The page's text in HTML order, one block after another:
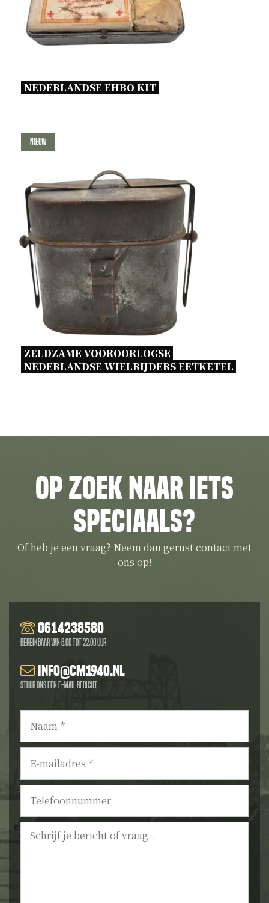
NEDERLANDSE EHBO KIT
Nieuw
ZELDZAME VOOROORLOGSE
NEDERLANDSE WIELRIJDERS EETKETEL
Op zoek naar iets
speciaals?
Of heb je een vraag? Neem dan gerust contact met
ons op!
0614238580
Bereikbaar van 8.00 tot 22.00 uur
info@cm1940.nl
Stuur ons een e-mail bericht
Naam *
E-
mailadres *
Telefoonnummer
Bericht